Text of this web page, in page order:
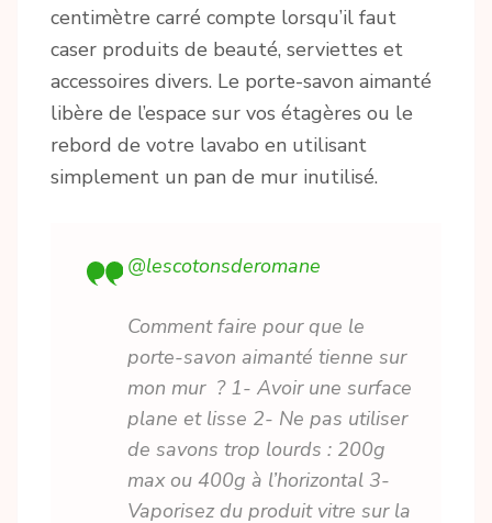
centimètre carré compte lorsqu’il faut
caser produits de beauté, serviettes et
accessoires divers. Le porte-savon aimanté
libère de l’espace sur vos étagères ou le
rebord de votre lavabo en utilisant
simplement un pan de mur inutilisé.
@lescotonsderomane
Comment faire pour que le
porte-savon aimanté tienne sur
mon mur ? 1- Avoir une surface
plane et lisse 2- Ne pas utiliser
de savons trop lourds : 200g
max ou 400g à l’horizontal 3-
Vaporisez du produit vitre sur la